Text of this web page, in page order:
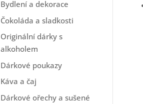
Bydlení a dekorace
Čokoláda a sladkosti
Originální dárky s
alkoholem
Dárkové poukazy
Káva a čaj
Dárkové ořechy a sušené